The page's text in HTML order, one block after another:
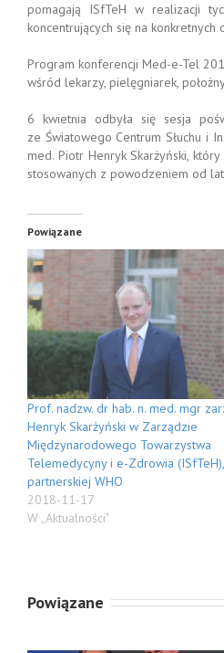
pomagają ISfTeH w realizacji
koncentrujących się na konkretnych
Program konferencji Med-e-Tel
wśród lekarzy, pielęgniarek,
6 kwietnia odbyła się sesja
ze Światowego Centrum Słuchu i
med. Piotr Henryk Skarżyński,
stosowanych z powodzeniem od
Powiązane
Prof. nadzw. dr hab. n. med. mgr
Henryk Skarżyński w Zarządzie
Międzynarodowego Towarzystwa
Telemedycyny i e-Zdrowia
partnerskiej WHO
2018-11-17
W „Aktualności"
Powiązane